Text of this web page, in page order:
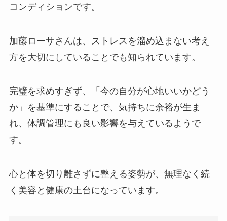
コンディションです。
加藤ローサさんは、ストレスを溜め込まない考え
方を大切にしていることでも知られています。
完璧を求めすぎず、「今の自分が心地いいかどう
か」を基準にすることで、気持ちに余裕が生ま
れ、体調管理にも良い影響を与えているようで
す。
心と体を切り離さずに整える姿勢が、無理なく続
く美容と健康の土台になっています。